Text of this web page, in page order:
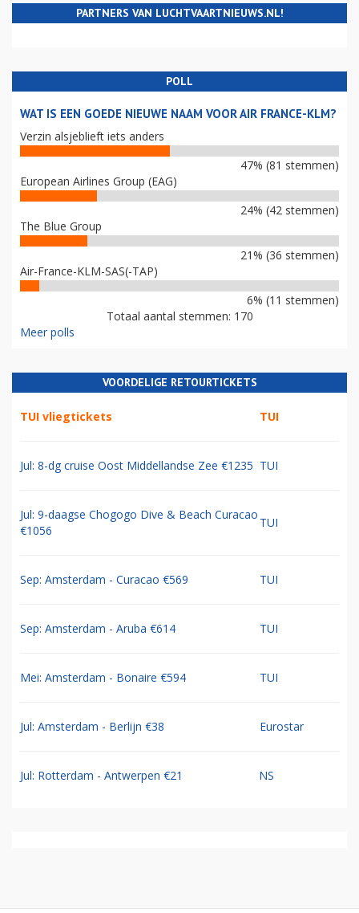
PARTNERS VAN LUCHTVAARTNIEUWS.NL!
POLL
WAT IS EEN GOEDE NIEUWE NAAM VOOR AIR FRANCE-KLM?
Verzin alsjeblieft iets anders
47% (81 stemmen)
European Airlines Group (EAG)
24% (42 stemmen)
The Blue Group
21% (36 stemmen)
Air-France-KLM-SAS(-TAP)
6% (11 stemmen)
Totaal aantal stemmen: 170
Meer polls
VOORDELIGE RETOURTICKETS
TUI vliegtickets TUI
Jul: 8-dg cruise Oost Middellandse Zee €1235 TUI
Jul: 9-daagse Chogogo Dive & Beach Curacao
€1056
TUI
Sep: Amsterdam - Curacao €569 TUI
Sep: Amsterdam - Aruba €614 TUI
Mei: Amsterdam - Bonaire €594 TUI
Jul: Amsterdam - Berlijn €38 Eurostar
Jul: Rotterdam - Antwerpen €21 NS